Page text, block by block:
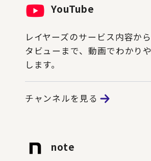
YouTube
レイヤーズのサービス内容か
タビューまで、動画でわかり
します。
チャンネルを見る
note